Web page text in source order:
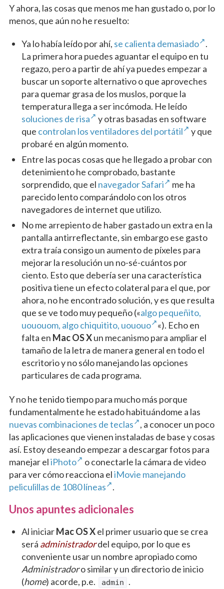
Y ahora, las cosas que menos me han gustado o, por lo
menos, que aún no he resuelto:
Ya lo había leído por ahí, se calienta demasiado
.
La primera hora puedes aguantar el equipo en tu
regazo, pero a partir de ahí ya puedes empezar a
buscar un soporte alternativo o que aproveches
para quemar grasa de los muslos, porque la
temperatura llega a ser incómoda. He leído
soluciones de risa
y otras basadas en software
que controlan los ventiladores del portátil
y que
probaré en algún momento.
Entre las pocas cosas que he llegado a probar con
detenimiento he comprobado, bastante
sorprendido, que el navegador Safari
me ha
parecido lento comparándolo con los otros
navegadores de internet que utilizo.
No me arrepiento de haber gastado un extra en la
pantalla antirreflectante, sin embargo ese gasto
extra traía consigo un aumento de píxeles para
mejorar la resolución un no-sé-cuántos por
ciento. Esto que debería ser una característica
positiva tiene un efecto colateral para el que, por
ahora, no he encontrado solución, y es que resulta
que se ve todo muy pequeño («algo pequeñito,
uououom, algo chiquitito, uououo
«). Echo en
falta en Mac OS Xun mecanismo para ampliar el
tamaño de la letra de manera general en todo el
escritorio y no sólo manejando las opciones
particulares de cada programa.
Y no he tenido tiempo para mucho más porque
fundamentalmente he estado habituándome a las
nuevas combinaciones de teclas
, a conocer un poco
las aplicaciones que vienen instaladas de base y cosas
así. Estoy deseando empezar a descargar fotos para
manejar eliPhoto
o conectarle la cámara de video
para ver cómo reacciona eliMovie manejando
peliculillas de 1080 líneas
.
Unos apuntes adicionales
Al iniciarMac OS Xel primer usuario que se crea
será administradordel equipo, por lo que es
conveniente usar un nombre apropiado como
Administradoro similar y un directorio de inicio
(home) acorde, p.e. admin .